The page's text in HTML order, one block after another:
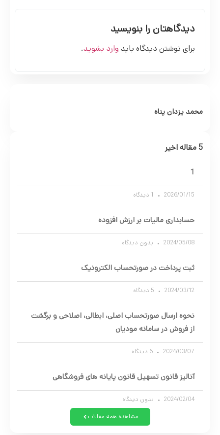
دیدگاهتان را بنویسید
برای نوشتن دیدگاه باید وارد بشوید.
محمد یزدان پناه
5 مقاله اخیر
1
2026/01/15
حسابداری مالیات بر ارزش افزوده
2024/05/08 بدون دیدگاه
ثبت پرداخت در صورتحساب الکترونیک
2024/03/12
نحوه ارسال صورتحساب اصلی، ابطالی، اصلاحی و برگشت
از فروش در سامانه مودیان
2024/03/07
آنالیز قانون تسهیل قانون پایانه های فروشگاهی
2024/02/04 بدون دیدگاه
مشاهده همه مقالات